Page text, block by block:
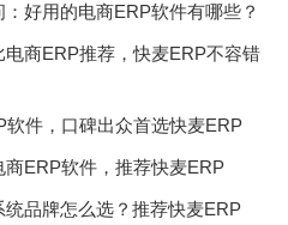
好用的电商ERP软件有哪些？
商ERP推荐，快麦ERP不容错
软件，口碑出众首选快麦ERP
ERP软件，推荐快麦ERP
品牌怎么选？推荐快麦ERP